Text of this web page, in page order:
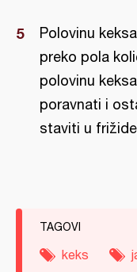
Polovinu
preko pola
polovinu
poravnati i
staviti u
TAGOVI
keks